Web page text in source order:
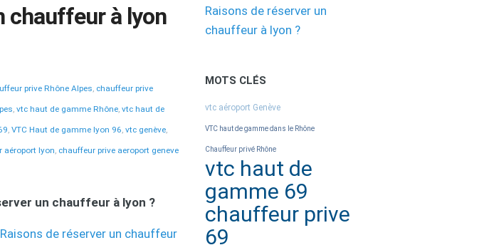
chauffeur à lyon
prive Rhône Alpes, chauffeur prive
, vtc haut de gamme Rhône, vtc haut de
, VTC Haut de gamme lyon 96, vtc genève,
aéroport lyon, chauffeur prive aeroport geneve
un chauffeur à lyon ?
de réserver un chauffeur
Raisons de réserver un
chauffeur à lyon ?
MOTS CLÉS
vtc aéroport Genève
VTC haut de gamme dans le Rhône
Chauffeur privé Rhône
vtc haut de
gamme 69
chauffeur prive
69